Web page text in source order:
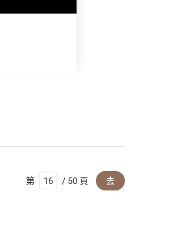
第 / 50 頁 去